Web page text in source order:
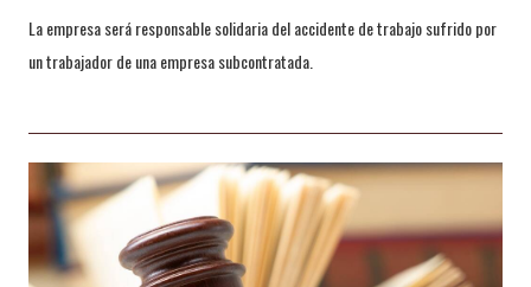
La empresa será responsable solidaria del accidente de trabajo sufrido por
un trabajador de una empresa subcontratada.